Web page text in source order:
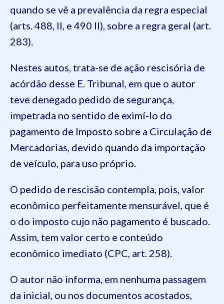
quando se vê a prevalência da regra especial
(arts. 488, II, e 490 II), sobre a regra geral (art.
283).
Nestes autos, trata-se de ação rescisória de
acórdão desse E. Tribunal, em que o autor
teve denegado pedido de segurança,
impetrada no sentido de eximí-lo do
pagamento de Imposto sobre a Circulação de
Mercadorias, devido quando da importação
de veículo, para uso próprio.
O pedido de rescisão contempla, pois, valor
econômico perfeitamente mensurável, que é
o do imposto cujo não pagamento é buscado.
Assim, tem valor certo e conteúdo
econômico imediato (CPC, art. 258).
O autor não informa, em nenhuma passagem
da inicial, ou nos documentos acostados,